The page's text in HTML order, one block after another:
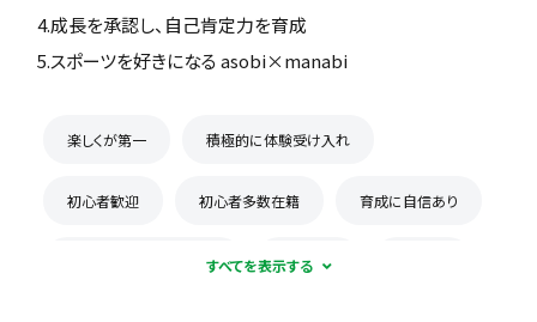
4.成長を承認し、自己肯定力を育成
5.スポーツを好きになる asobi×manabi
楽しくが第一 積極的に体験受け入れ
初心者歓迎 初心者多数在籍 育成に自信あり
コーチとの距離感が近い 少数精鋭